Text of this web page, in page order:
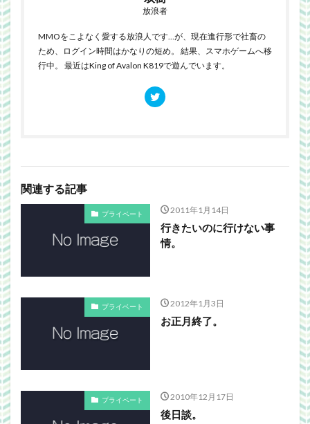
放浪者
MMOをこよなく愛する放浪人です…が、現在進行形で社畜の
ため、ログイン時間はかなりの短め。 結果、スマホゲームへ移
行中。 最近はKing of Avalon K819で遊んでいます。
関連する記事
プライベート 2011年1月14日
行きたいのに行けない事
情。
プライベート 2012年1月3日
お正月終了。
プライベート 2010年12月17日
後日談。